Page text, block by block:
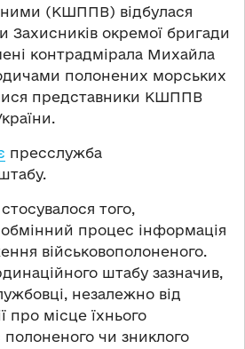
(КШППВ) відбулася
Захисників окремої бригади
контрадмірала Михайла
полонених морських
представники КШППВ
пресслужба
того,
обмінний процес інформація
військовополоненого.
штабу зазначив,
незалежно від
про місце їхнього
чи зниклого